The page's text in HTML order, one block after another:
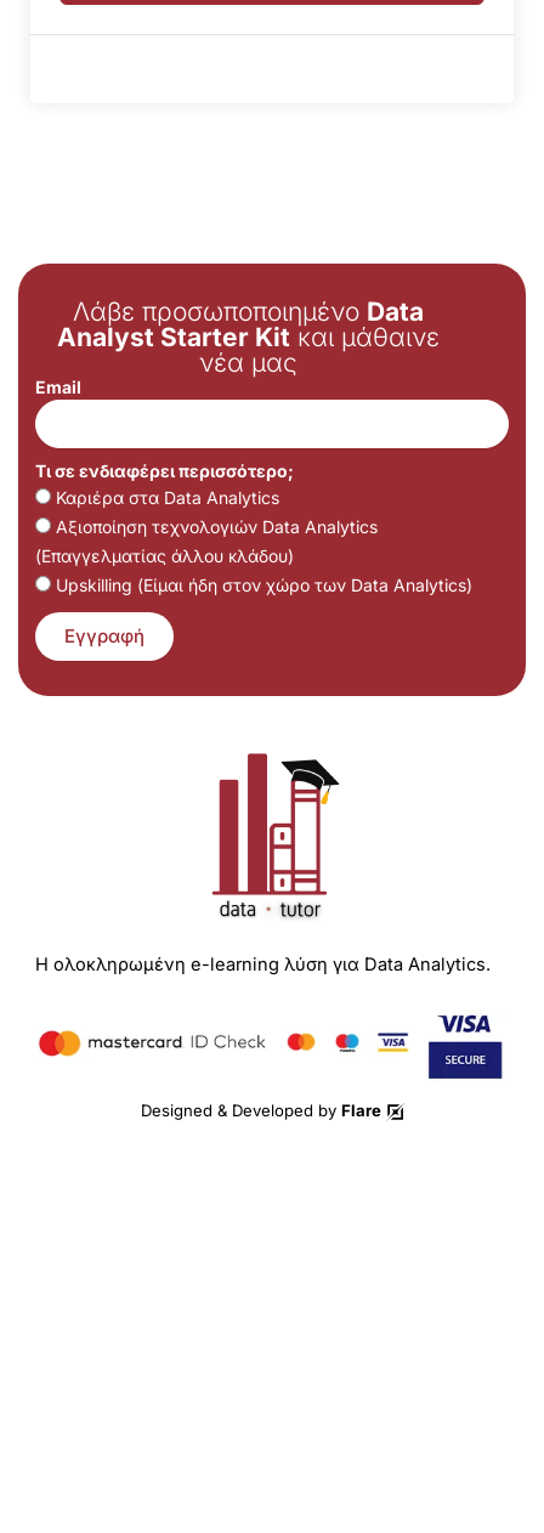
Λάβε προσωποποιημένο Data
Analyst Starter Kit και μάθαινε
νέα μας
Email
Τι σε ενδιαφέρει περισσότερο;
Καριέρα στα Data Analytics
Αξιοποίηση τεχνολογιών Data Analytics
(Επαγγελματίας άλλου κλάδου)
Upskilling (Είμαι ήδη στον χώρο των Data Analytics)
Εγγραφή
Η ολοκληρωμένη e-learning λύση για Data Analytics.
Designed & Developed by Flare